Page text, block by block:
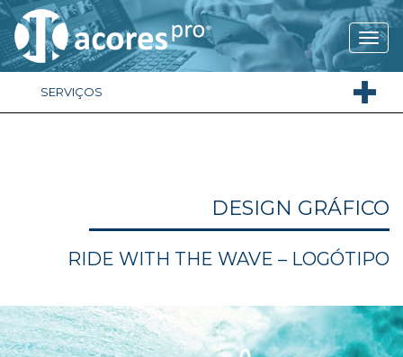
SERVIÇOS
DESIGN GRÁFICO
RIDE WITH THE WAVE – LOGÓTIPO